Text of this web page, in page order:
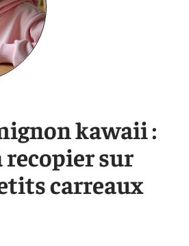
kawaii :
recopier sur
carreaux